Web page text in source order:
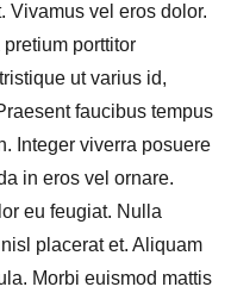
Vivamus vel eros dolor.
porttitor
ut varius id,
faucibus tempus
Integer viverra posuere
in eros vel ornare.
eu feugiat. Nulla
placerat et. Aliquam
Morbi euismod mattis